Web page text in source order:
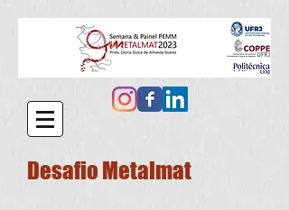
Desafio Metalmat